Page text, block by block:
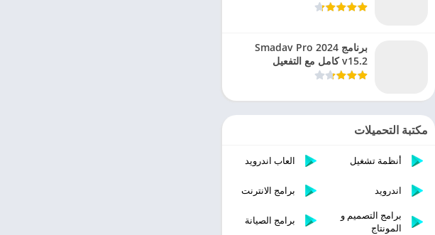
برنامج Smadav Pro 2024
v15.2 كامل مع التفعيل
مكتبة التحميلات
أنظمة تشغيل العاب اندرويد
اندرويد
برامج الانترنت
برامج التصميم و
المونتاج
برامج الصيانة